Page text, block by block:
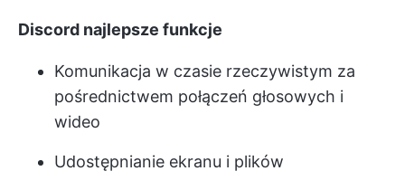
Discord najlepsze funkcje
Komunikacja w czasie rzeczywistym za
pośrednictwem połączeń głosowych i
wideo
Udostępnianie ekranu i plików